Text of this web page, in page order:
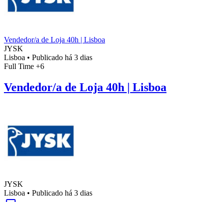
Vendedor/a de Loja 40h | Lisboa
JYSK
Lisboa • Publicado há 3 dias
Full Time +6
Vendedor/a de Loja 40h | Lisboa
JYSK
Lisboa • Publicado há 3 dias